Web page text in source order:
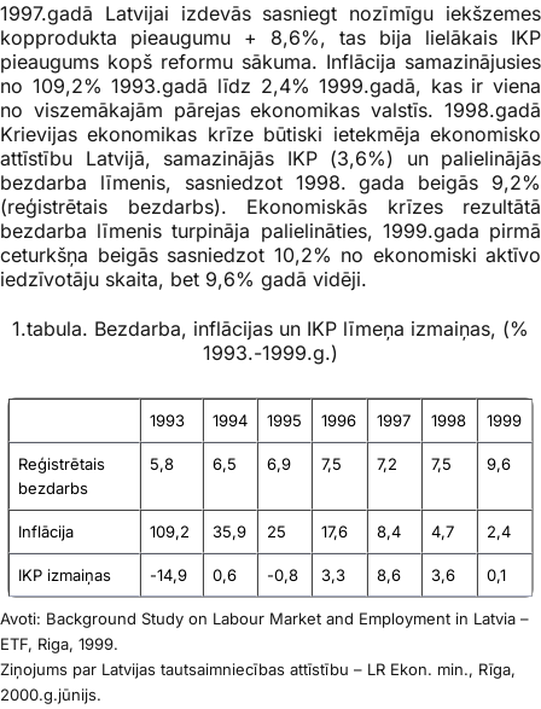
1997.gadā Latvijai izdevās sasniegt nozīmīgu iekšzemes
kopprodukta pieaugumu + 8,6%, tas bija lielākais IKP
pieaugums kopš reformu sākuma. Inflācija samazinājusies
no 109,2% 1993.gadā līdz 2,4% 1999.gadā, kas ir viena
no viszemākajām pārejas ekonomikas valstīs. 1998.gadā
Krievijas ekonomikas krīze būtiski ietekmēja ekonomisko
attīstību Latvijā, samazinājās IKP (3,6%) un palielinājās
bezdarba līmenis, sasniedzot 1998. gada beigās 9,2%
(reģistrētais bezdarbs). Ekonomiskās krīzes rezultātā
bezdarba līmenis turpināja palielināties, 1999.gada pirmā
ceturkšņa beigās sasniedzot 10,2% no ekonomiski aktīvo
iedzīvotāju skaita, bet 9,6% gadā vidēji.
1.tabula. Bezdarba, inflācijas un IKP līmeņa izmaiņas, (%
1993.-1999.g.)
1993 1994 1995 1996 1997 1998 1999
Reģistrētais
bezdarbs
5,8 6,5 6,9 7,5 7,2 7,5 9,6
Inflācija 109,2 35,9 25 17,6 8,4 4,7 2,4
IKP izmaiņas -14,9 0,6 -0,8 3,3 8,6 3,6 0,1
Avoti: Background Study on Labour Market and Employment in Latvia –
ETF, Riga, 1999.
Ziņojums par Latvijas tautsaimniecības attīstību – LR Ekon. min., Rīga,
2000.g.jūnijs.